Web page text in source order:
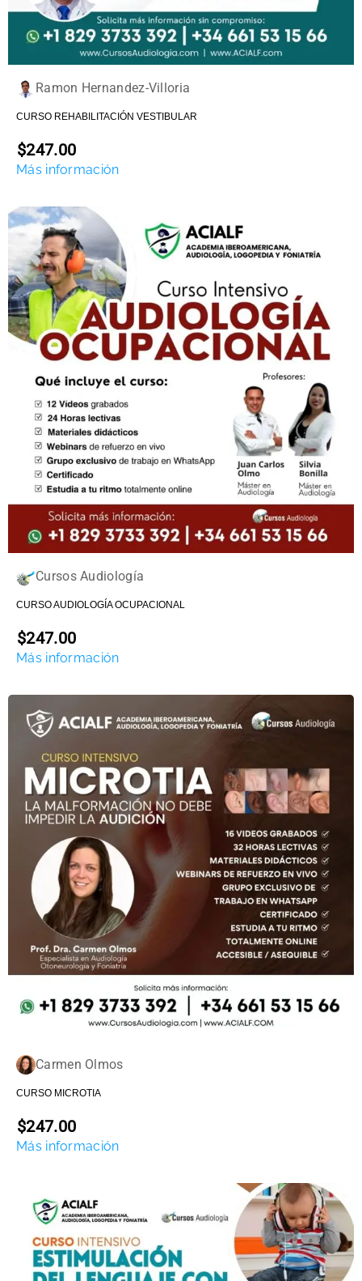
Ramon Hernandez-Villoria
CURSO REHABILITACIÓN VESTIBULAR
$247.00
Más información
Cursos Audiología
CURSO AUDIOLOGÍA OCUPACIONAL
$247.00
Más información
Carmen Olmos
CURSO MICROTIA
$247.00
Más información